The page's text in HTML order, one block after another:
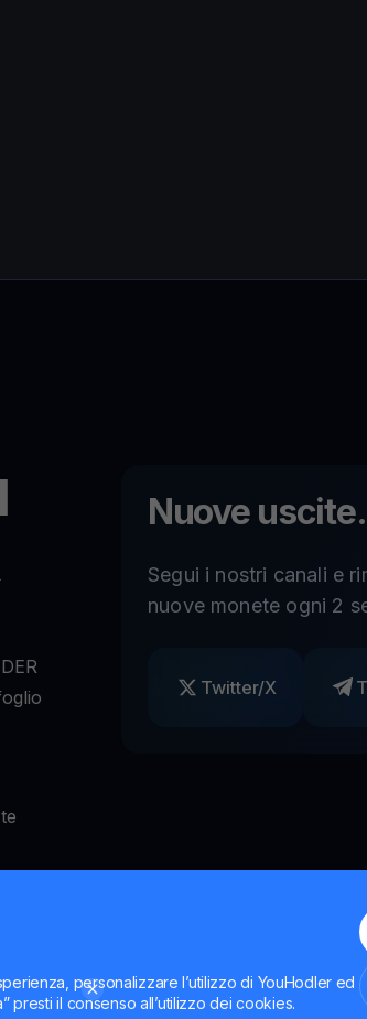
personalizzare l’utilizzo di YouHodler ed
presti il consenso all’utilizzo dei cookies.
Nuove uscite.
Segui i nostri canali e
nuove monete ogni 2
Twitter/X